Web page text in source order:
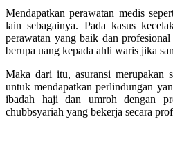
Mendapatkan perawatan medis
lain sebagainya. Pada kasus
perawatan yang baik dan
berupa uang kepada ahli waris jika
Maka dari itu, asuransi merupakan
untuk mendapatkan perlindungan
ibadah haji dan umroh dengan
chubbsyariah yang bekerja secara